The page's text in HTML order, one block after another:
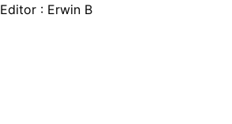
Editor : Erwin B